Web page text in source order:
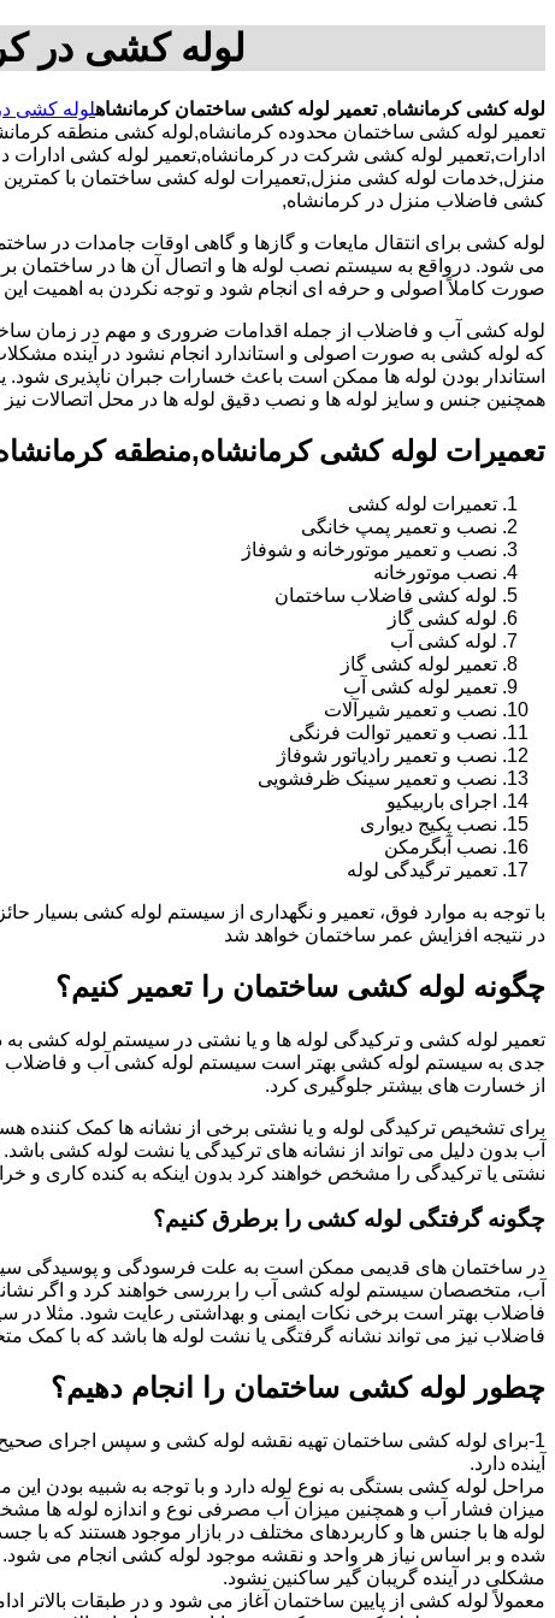
لوله کشی در
لوله کشی کرمانشاه,تعمیر لوله کشی ساختمان کرمانشاهلوله کشی
تعمیر لوله کشی ساختمان محدوده کرمانشاه,لوله کشی منطقه
ادارات,تعمیر لوله کشی شرکت در کرمانشاه,تعمیر لوله کشی
منزل,خدمات لوله کشی منزل,تعمیرات لوله کشی ساختمان با کمترین
کشی فاضلاب منزل در کرمانشاه,
لوله کشی برای انتقال مایعات و گازها و گاهی اوقات جامدات در
می شود. درواقع به سیستم نصب لوله ها و اتصال آن ها در ساختمان
صورت کاملاً اصولی و حرفه ای انجام شود و توجه نکردن به اهمیت این
لوله کشی آب و فاضلاب از جمله اقدامات ضروری و مهم در زمان
که لوله کشی به صورت اصولی و استاندارد انجام نشود در آینده
استاندار بودن لوله ها ممکن است باعث خسارات جبران ناپذیری
همچنین جنس و سایز لوله ها و نصب دقیق لوله ها در محل اتصالات
تعمیرات لوله کشی کرمانشاه,منطقه
تعمیرات لوله کشی
نصب و تعمیر پمپ خانگی
نصب و تعمیر موتورخانه و شوفاژ
نصب موتورخانه
لوله کشی فاضلاب ساختمان
لوله کشی گاز
لوله کشی آب
تعمیر لوله کشی گاز
تعمیر لوله کشی آب
نصب و تعمیر شیرآلات
نصب و تعمیر توالت فرنگی
نصب و تعمیر رادیاتور شوفاژ
نصب و تعمیر سینک ظرفشویی
اجرای باربیکیو
نصب پکیج دیواری
نصب آبگرمکن
تعمیر ترگیدگی لوله
با توجه به موارد فوق، تعمیر و نگهداری از سیستم لوله کشی بسیار
در نتیجه افزایش عمر ساختمان خواهد شد
چگونه لوله کشی ساختمان را تعمیر کنیم؟
تعمیر لوله کشی و ترکیدگی لوله ها و یا نشتی در سیستم لوله کشی به
جدی به سیستم لوله کشی بهتر است سیستم لوله کشی آب و فاضلاب
از خسارت های بیشتر جلوگیری کرد.
برای تشخیص ترکیدگی لوله و یا نشتی برخی از نشانه ها کمک کننده
آب بدون دلیل می تواند از نشانه های ترکیدگی یا نشت لوله کشی
نشتی یا ترکیدگی را مشخص خواهند کرد بدون اینکه به کنده کاری و
چگونه گرفتگی لوله کشی را برطرق کنیم؟
در ساختمان های قدیمی ممکن است به علت فرسودگی و پوسیدگی
آب، متخصصان سیستم لوله کشی آب را بررسی خواهند کرد و اگر
فاضلاب بهتر است برخی نکات ایمنی و بهداشتی رعایت شود. مثلا در
فاضلاب نیز می تواند نشانه گرفتگی یا نشت لوله ها باشد که با کمک
چطور لوله کشی ساختمان را انجام دهیم؟
1-برای لوله کشی ساختمان تهیه نقشه لوله کشی و سپس اجرای صحیح
آینده دارد.
مراحل لوله کشی بستگی به نوع لوله دارد و با توجه به شبیه بودن این
میزان فشار آب و همچنین میزان آب مصرفی نوع و اندازه لوله ها
لوله ها با جنس ها و کاربردهای مختلف در بازار موجود هستند که با
شده و بر اساس نیاز هر واحد و نقشه موجود لوله کشی انجام می
مشکلی در آینده گریبان گیر ساکنین نشود.
معمولاً لوله کشی از پایین ساختمان آغاز می شود و در طبقات بالاتر